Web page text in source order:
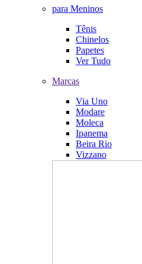
para Meninos
Tênis
Chinelos
Papetes
Ver Tudo
Marcas
Via Uno
Modare
Moleca
Ipanema
Beira Rio
Vizzano